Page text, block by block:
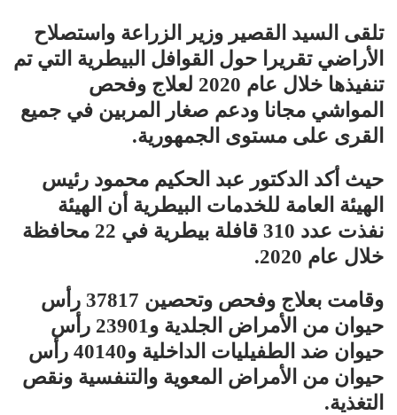
تلقى السيد القصير وزير الزراعة واستصلاح
الأراضي تقريرا حول القوافل البيطرية التي تم
تنفيذها خلال عام 2020 لعلاج وفحص
المواشي مجانا ودعم صغار المربين في جميع
القرى على مستوى الجمهورية.
حيث أكد الدكتور عبد الحكيم محمود رئيس
الهيئة العامة للخدمات البيطرية أن الهيئة
نفذت عدد 310 قافلة بيطرية في 22 محافظة
خلال عام 2020.
وقامت بعلاج وفحص وتحصين 37817 رأس
حيوان من الأمراض الجلدية و23901 رأس
حيوان ضد الطفيليات الداخلية و40140 رأس
حيوان من الأمراض المعوية والتنفسية ونقص
التغذية.